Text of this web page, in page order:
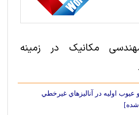
مکانیک در زمینه
عيوب اوليه در آناليزهاي غيرخطي
شده]